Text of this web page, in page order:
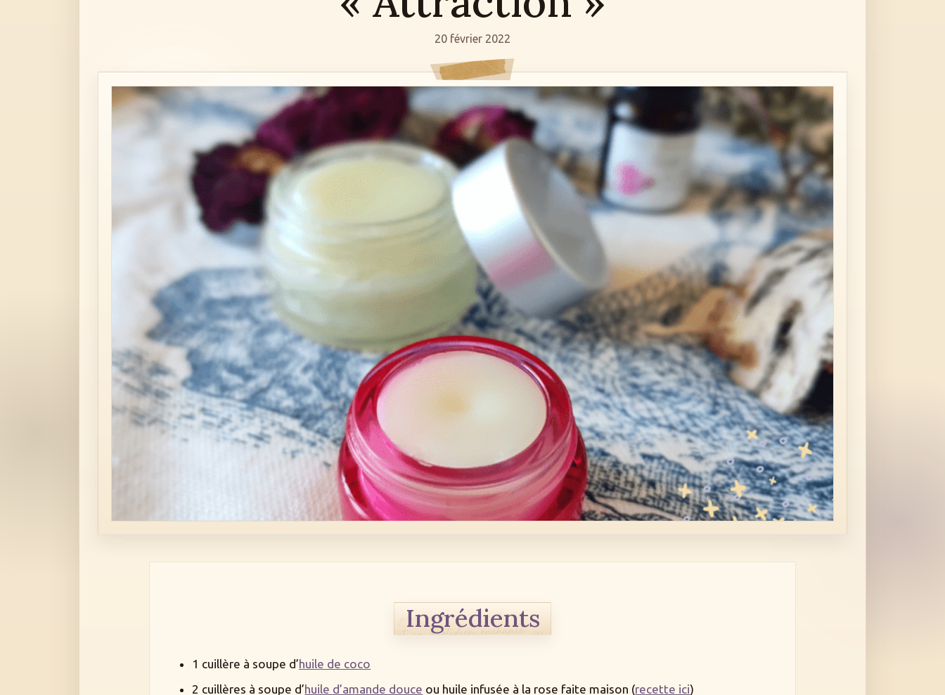
20 février 2022
Ingrédients
1 cuillère à soupe d’huile de coco
2 cuillères à soupe d’huile d’amande douce ou huile infusée à la rose faite maison (recette ici)